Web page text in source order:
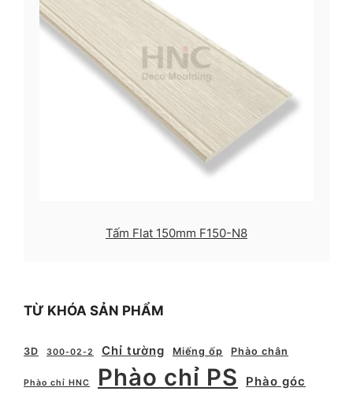
Tấm Flat 150mm F150-N8
TỪ KHÓA SẢN PHẨM
3D 300-02-2 Chỉ tường Miếng ốp Phào chân
Phào chỉ HNC Phào chỉ PS
Phào góc